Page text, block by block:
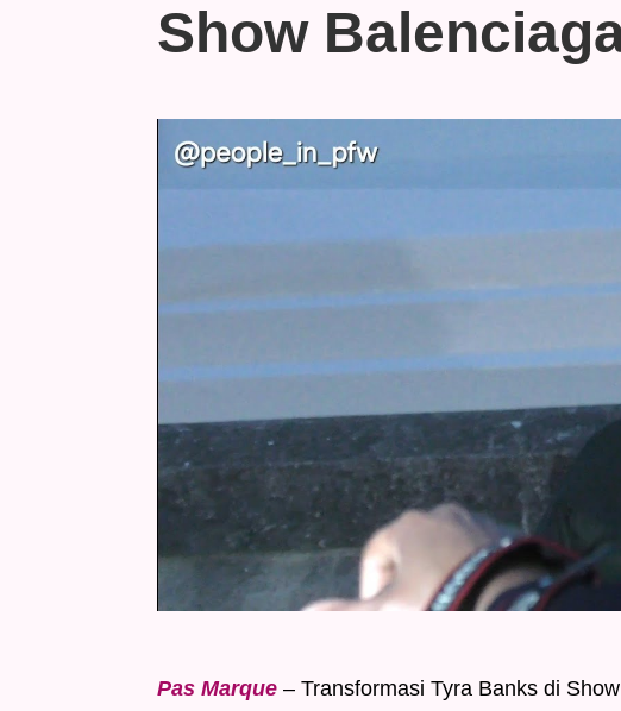
Show
Pas Marque – Transformasi Tyra Banks di